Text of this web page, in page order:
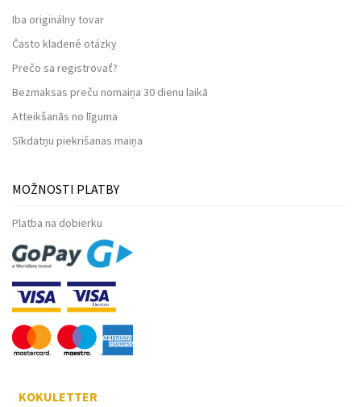
Iba originálny tovar
Často kladené otázky
Prečo sa registrovať?
Bezmaksas preču nomaiņa 30 dienu laikā
Atteikšanās no līguma
Sīkdatņu piekrišanas maiņa
MOŽNOSTI PLATBY
Platba na dobierku
KOKULETTER